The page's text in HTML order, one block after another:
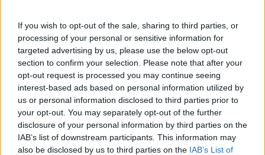
If you wish to opt-out of the sale, sharing to third parties, or
processing of your personal or sensitive information for
targeted advertising by us, please use the below opt-out
section to confirm your selection. Please note that after your
opt-out request is processed you may continue seeing
interest-based ads based on personal information utilized by
us or personal information disclosed to third parties prior to
your opt-out. You may separately opt-out of the further
disclosure of your personal information by third parties on the
IAB’s list of downstream participants. This information may
also be disclosed by us to third parties on the IAB’s List of
07 Απριλίου 2025
Διήμερη επίσκεψη του
ΥΜΑΘ Κωνσταντίνου
Π. Γκιουλέκα στο Άγιον
Όρος και συνεδρίαση
του Δ.Σ. του ΚΕΔΑΚ
στις Καρυές